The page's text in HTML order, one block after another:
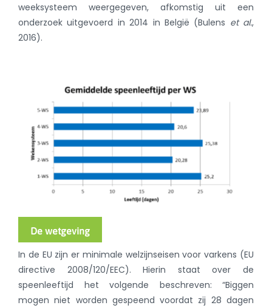
weeksysteem weergegeven, afkomstig uit een
onderzoek uitgevoerd in 2014 in België (Bulens et al.,
2016).
De wetgeving
In de EU zijn er minimale welzijnseisen voor varkens (EU
directive 2008/120/EEC). Hierin staat over de
speenleeftijd het volgende beschreven: “Biggen
mogen niet worden gespeend voordat zij 28 dagen